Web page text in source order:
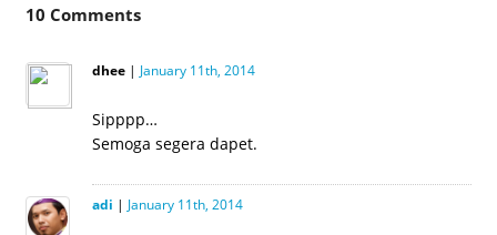
10 Comments
dhee| January 11th, 2014
Sipppp…
Semoga segera dapet.
adi | January 11th, 2014